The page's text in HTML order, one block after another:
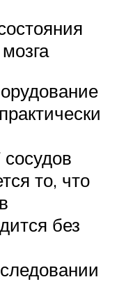
то, что
без